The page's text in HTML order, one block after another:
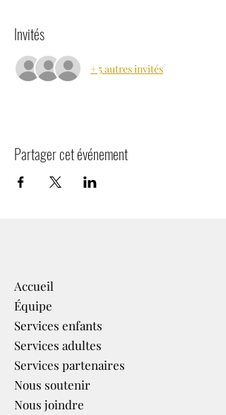
Invités
+ 5 autres invités
Partager cet événement
Accueil
Équipe
Services enfants
Services adultes
Services partenaires​
Nous soutenir
Nous joindre